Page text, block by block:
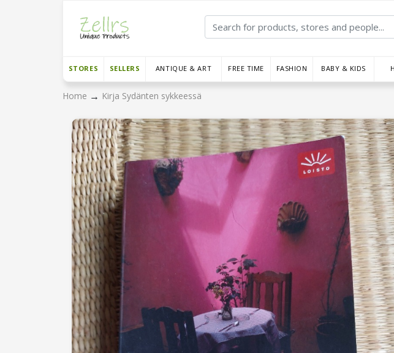
STORES SELLERS ANTIQUE & ART FREE TIME FASHION BABY & KIDS
Home → Kirja Sydänten sykkeessä